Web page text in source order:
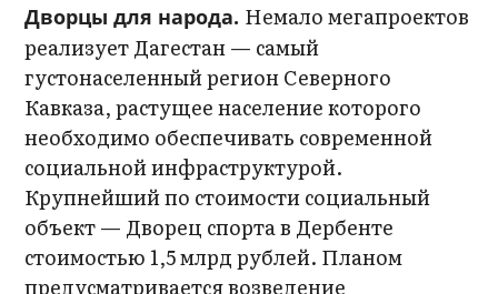
Дворцы для народа. Немало мегапроектов
реализует Дагестан — самый
густонаселенный регион Северного
Кавказа, растущее население которого
необходимо обеспечивать современной
социальной инфраструктурой.
Крупнейший по стоимости социальный
объект — Дворец спорта в Дербенте
стоимостью 1,5 млрд рублей. Планом
предусматривается возведение